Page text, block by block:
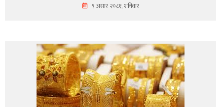
९ असार २०८१, शनिवार